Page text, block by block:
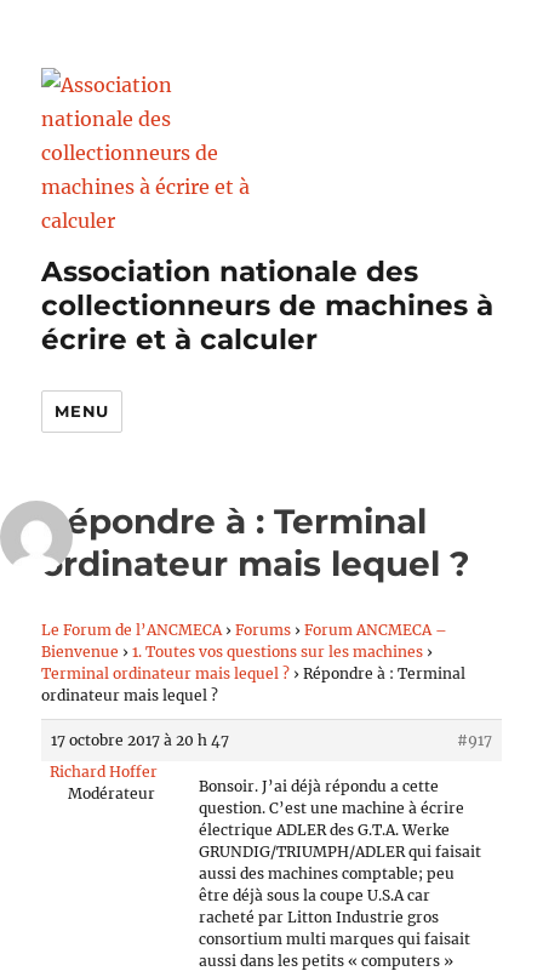
Association nationale des
collectionneurs de machines à
écrire et à calculer
MENU
Répondre à : Terminal
ordinateur mais lequel ?
Le Forum de l’ANCMECA › Forums › Forum ANCMECA –
Bienvenue › 1. Toutes vos questions sur les machines ›
Terminal ordinateur mais lequel ? › Répondre à : Terminal
ordinateur mais lequel ?
17 octobre 2017 à 20 h 47
#917
Richard Hoffer
Modérateur
Bonsoir. J’ai déjà répondu a cette
question. C’est une machine à écrire
électrique ADLER des G.T.A. Werke
GRUNDIG/TRIUMPH/ADLER qui faisait
aussi des machines comptable; peu
être déjà sous la coupe U.S.A car
racheté par Litton Industrie gros
consortium multi marques qui faisait
aussi dans les petits « computers »